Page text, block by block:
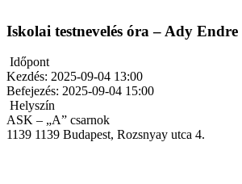
Iskolai testnevelés óra – Ady
Időpont
Kezdés: 2025-09-04 13:00
Befejezés: 2025-09-04 15:00
Helyszín
ASK – „A” csarnok
1139 1139 Budapest, Rozsnyay utca 4.